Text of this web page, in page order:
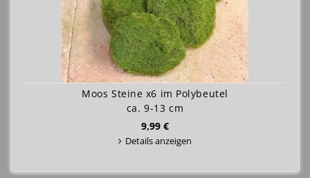
Moos Steine x6 im Polybeutel
ca. 9-13 cm
9,99 €
Details anzeigen